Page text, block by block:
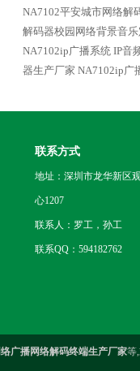
NA7102平安城市网络解
解码器校园网络背景音
NA7102ip广播系统 IP音
器生产厂家 NA7102ip广
联系方式
地址：深圳市龙华新区
心1207
联系人：罗工，孙工
联系QQ：594182762
广播网络解码终端生产厂家等